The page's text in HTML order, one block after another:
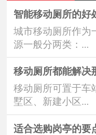
智能移动厕所的好
城市移动厕所作为
源一般分两类：...
移动厕所都能解决
移动厕所可置于车
墅区、新建小区...
适合选购岗亭的要